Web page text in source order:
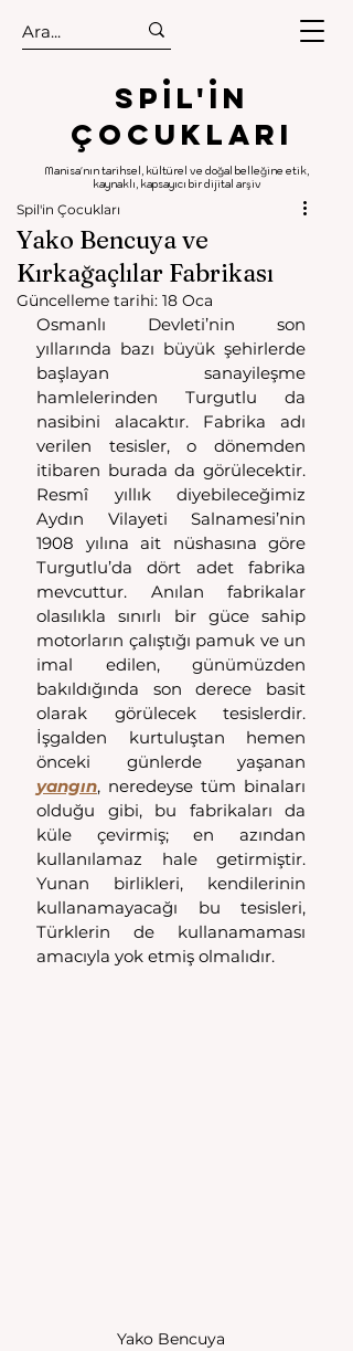
.
.
Spıl'in
Çocukları
Manisa'nın tarihsel, kültürel ve doğal belleğine etik,
kaynaklı, kapsayıcı bir dijital arşiv
Yako Bencuya ve
Kırkağaçlılar Fabrikası
Spil'in Çocukları
Güncelleme tarihi: 18 Oca
Osmanlı Devleti’nin son
yıllarında bazı büyük şehirlerde
başlayan sanayileşme
hamlelerinden Turgutlu da
nasibini alacaktır. Fabrika adı
verilen tesisler, o dönemden
itibaren burada da görülecektir.
Resmî yıllık diyebileceğimiz
Aydın Vilayeti Salnamesi’nin
1908 yılına ait nüshasına göre
Turgutlu’da dört adet fabrika
mevcuttur. Anılan fabrikalar
olasılıkla sınırlı bir güce sahip
motorların çalıştığı pamuk ve un
imal edilen, günümüzden
bakıldığında son derece basit
olarak görülecek tesislerdir.
İşgalden kurtuluştan hemen
yangın, neredeyse tüm binaları
olduğu gibi, bu fabrikaları da
küle çevirmiş; en azından
kullanılamaz hale getirmiştir.
Yunan birlikleri, kendilerinin
kullanamayacağı bu tesisleri,
Türklerin de kullanamaması
amacıyla yok etmiş olmalıdır.
Yako Bencuya